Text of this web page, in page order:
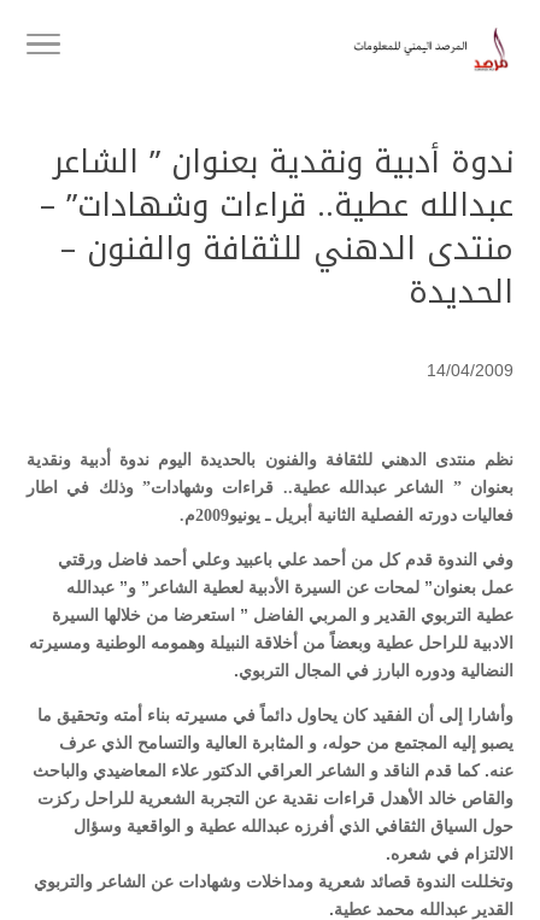
ندوة أدبية ونقدية بعنوان ” الشاعر
عبدالله عطية.. قراءات وشهادات” –
منتدى الدهني للثقافة والفنون –
الحديدة
14/04/2009
نظم منتدى الدهني للثقافة والفنون بالحديدة اليوم ندوة أدبية ونقدية
بعنوان ” الشاعر عبدالله عطية.. قراءات وشهادات” وذلك في اطار
فعاليات دورته الفصلية الثانية أبريل ـ يونيو2009م.
وفي الندوة قدم كل من أحمد علي باعبيد وعلي أحمد فاضل ورقتي
عمل بعنوان” لمحات عن السيرة الأدبية لعطية الشاعر” و” عبدالله
عطية التربوي القدير و المربي الفاضل ” استعرضا من خلالها السيرة
الادبية للراحل عطية وبعضاً من أخلاقة النبيلة وهمومه الوطنية ومسيرته
النضالية ودوره البارز في المجال التربوي.
وأشارا إلى أن الفقيد كان يحاول دائماً في مسيرته بناء أمته وتحقيق ما
يصبو إليه المجتمع من حوله، و المثابرة العالية والتسامح الذي عرف
عنه. كما قدم الناقد و الشاعر العراقي الدكتور علاء المعاضيدي والباحث
والقاص خالد الأهدل قراءات نقدية عن التجربة الشعرية للراحل ركزت
حول السياق الثقافي الذي أفرزه عبدالله عطية و الواقعية وسؤال
الالتزام في شعره.
وتخللت الندوة قصائد شعرية ومداخلات وشهادات عن الشاعر والتربوي
القدير عبدالله محمد عطية.